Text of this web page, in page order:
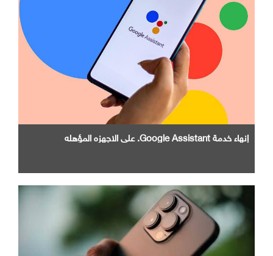
إنهاء خدمة Google Assistant. علي الاجهزه المؤهله